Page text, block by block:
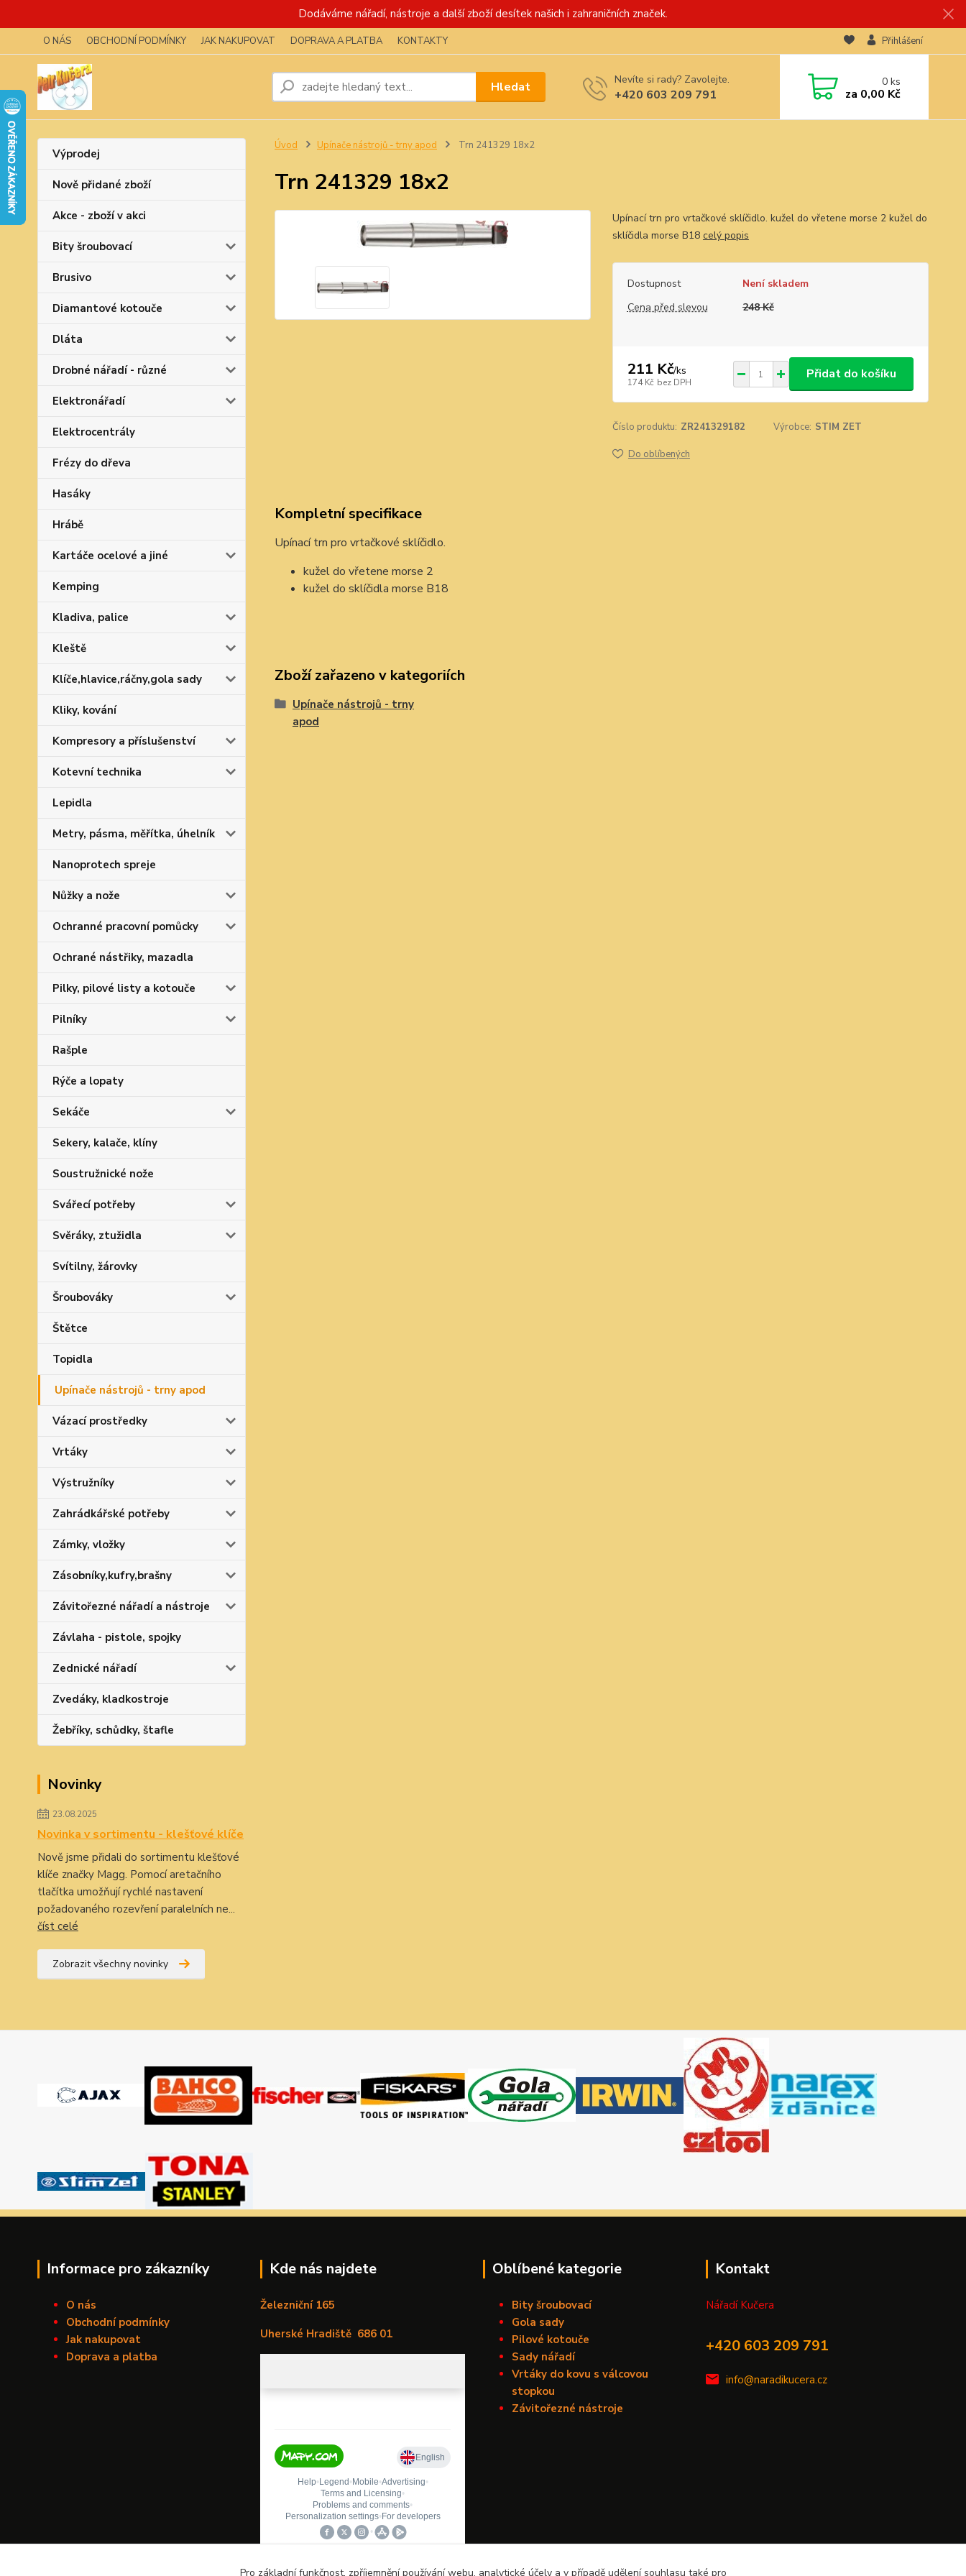
Dodáváme nářadí, nástroje a další zboží desítek našich i zahraničních značek.
O NÁS OBCHODNÍ PODMÍNKY JAK NAKUPOVAT DOPRAVA A PLATBA KONTAKTY Přihlášení
Hledat Nevíte si rady? Zavolejte.
+420 603 209 791
0ks
za 0,00 Kč
Výprodej
Nově přidané zboží
Akce - zboží v akci
Bity šroubovací
Brusivo
Diamantové kotouče
Dláta
Drobné nářadí - různé
Elektronářadí
Elektrocentrály
Frézy do dřeva
Hasáky
Hrábě
Kartáče ocelové a jiné
Kemping
Kladiva, palice
Kleště
Klíče,hlavice,ráčny,gola sady
Kliky, kování
Kompresory a příslušenství
Kotevní technika
Lepidla
Metry, pásma, měřítka, úhelník
Nanoprotech spreje
Nůžky a nože
Ochranné pracovní pomůcky
Ochrané nástřiky, mazadla
Pilky, pilové listy a kotouče
Pilníky
Rašple
Rýče a lopaty
Sekáče
Sekery, kalače, klíny
Soustružnické nože
Svářecí potřeby
Svěráky, ztužidla
Svítilny, žárovky
Šroubováky
Štětce
Topidla
Upínače nástrojů - trny apod
Vázací prostředky
Vrtáky
Výstružníky
Zahrádkářské potřeby
Zámky, vložky
Zásobníky,kufry,brašny
Závitořezné nářadí a nástroje
Závlaha - pistole, spojky
Zednické nářadí
Zvedáky, kladkostroje
Žebříky, schůdky, štafle
Novinky
23.08.2025
Novinka v sortimentu - klešťové klíče
Nově jsme přidali do sortimentu klešťové
klíče značky Magg. Pomocí aretačního
tlačítka umožňují rychlé nastavení
požadovaného rozevření paralelních ne...
číst celé
Zobrazit všechny novinky
Úvod Upínače nástrojů - trny apod Trn 241329 18x2
Trn 241329 18x2
Upínací trn pro vrtačkové sklíčidlo. kužel do vřetene morse 2 kužel do
sklíčidla morse B18 celý popis
Dostupnost
Není skladem
Cena před slevou
248 Kč
211 Kč/ks
174 Kč bez DPH
Přidat do košíku
Číslo produktu: ZR241329182 Výrobce: STIM ZET
Do oblíbených
Kompletní specifikace
Upínací trn pro vrtačkové sklíčidlo.
kužel do vřetene morse 2
kužel do sklíčidla morse B18
Zboží zařazeno v kategoriích
Upínače nástrojů - trny
apod
Informace pro zákazníky
O nás
Obchodní podmínky
Jak nakupovat
Doprava a platba
Kde nás najdete
Železniční 165
Uherské Hradiště 686 01
Oblíbené kategorie
Bity šroubovací
Gola sady
Pilové kotouče
Sady nářadí
Vrtáky do kovu s válcovou
stopkou
Závitořezné nástroje
Kontakt
Nářadí Kučera
+420 603 209 791
info@naradikucera.cz
Pro základní funkčnost, zpříjemnění používání webu, analytické účely a v případě udělení souhlasu také pro